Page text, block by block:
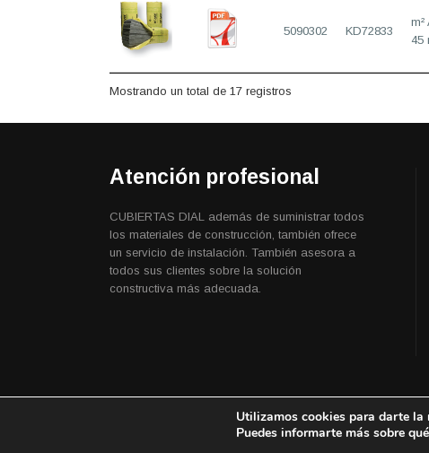
5090302 KD72833
m²
45
Mostrando un total de 17 registros
Atención profesional
CUBIERTAS DIAL además de suministrar todos
los materiales de construcción, también ofrece
un servicio de instalación. También asesora a
todos sus clientes sobre la solución
constructiva más adecuada.
Utilizamos cookies para darte la
Puedes informarte más sobre